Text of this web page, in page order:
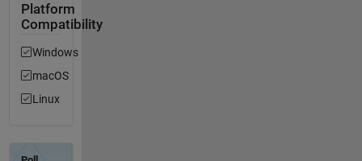
Platform
Compatibility
Windows
macOS
Linux